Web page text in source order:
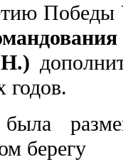
Победы
годов.
берегу